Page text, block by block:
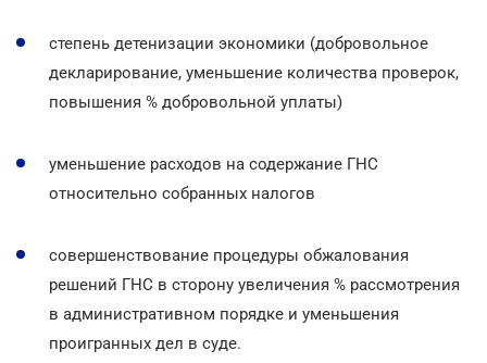
степень детенизации экономики (добровольное
декларирование, уменьшение количества проверок,
повышения % добровольной уплаты)
уменьшение расходов на содержание ГНС
относительно собранных налогов
совершенствование процедуры обжалования
решений ГНС в сторону увеличения % рассмотрения
в административном порядке и уменьшения
проигранных дел в суде.